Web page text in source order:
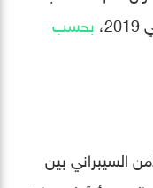
بحسب
السيبراني بين